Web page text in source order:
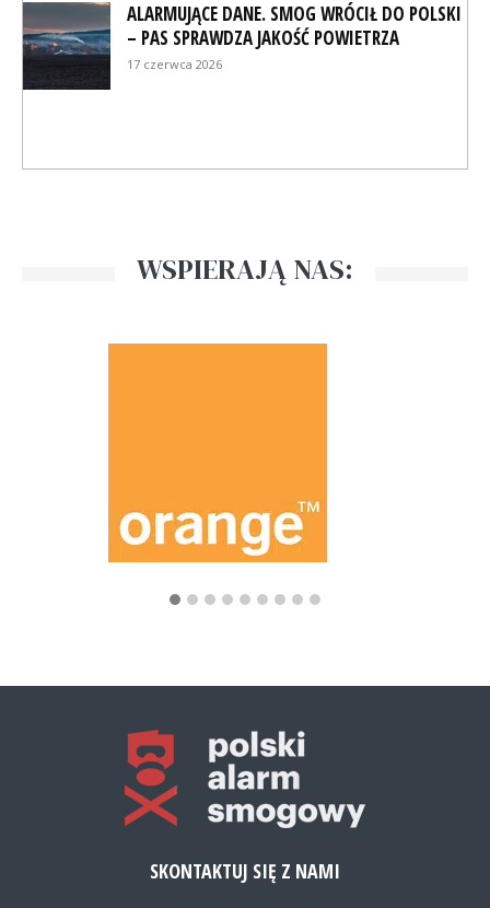
ALARMUJĄCE DANE. SMOG WRÓCIŁ DO POLSKI
– PAS SPRAWDZA JAKOŚĆ POWIETRZA
17 czerwca 2026
WSPIERAJĄ NAS:
SKONTAKTUJ SIĘ Z NAMI